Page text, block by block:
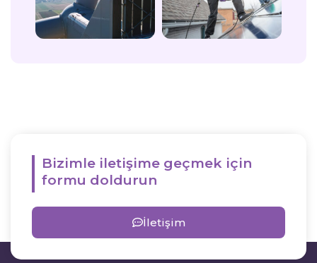
Bizimle iletişime geçmek için
formu doldurun
İletişim